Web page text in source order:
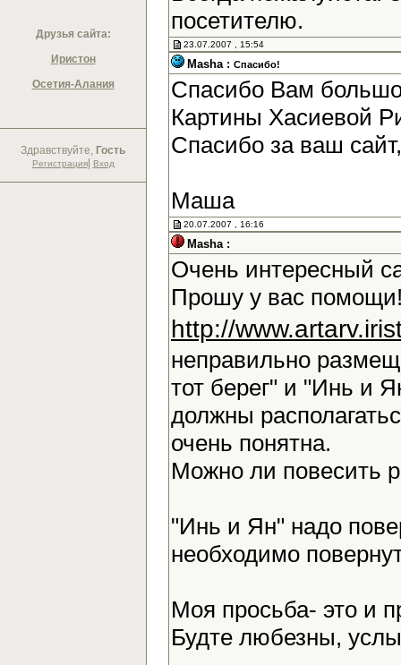
Друзья сайта:
Иристон
Осетия-Алания
Здравствуйте, Гость
Регистрация| Вход
посетителю.
23.07.2007 , 15:54
Masha : Спасибо!
Спасибо Вам
Картины Хасиевой
Спасибо за ваш
Маша
20.07.2007 , 16:16
Masha :
Очень интересный
Прошу у вас
http://
неправильно
тот берег" и "Инь и
должны
очень понятна.
Можно ли повесить
"Инь и Ян" надо
необходимо
Моя просьба- это и
Будте любезны,